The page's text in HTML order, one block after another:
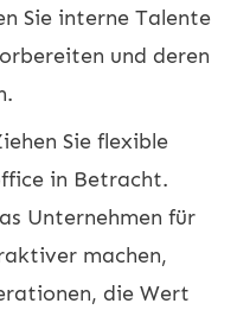
Sie interne Talente
und deren
Sie flexible
in Betracht.
Unternehmen für
machen,
die Wert